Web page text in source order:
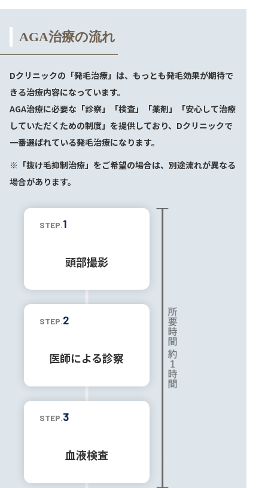
AGA治療の流れ
Dクリニックの「発毛治療」は、もっとも発毛効果が期待で
きる治療内容になっています。
AGA治療に必要な「診察」「検査」「薬剤」「安心して治療
していただくための制度」を提供しており、Dクリニックで
一番選ばれている発毛治療になります。
※「抜け毛抑制治療」をご希望の場合は、別途流れが異なる
場合があります。
STEP.1
頭部撮影
STEP.2
医師による診察
STEP.3
血液検査